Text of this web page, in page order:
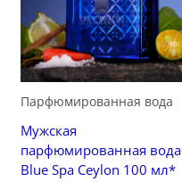
Парфюмированная вода
Мужская
парфюмированная вода
Blue Spa Ceylon 100 мл*